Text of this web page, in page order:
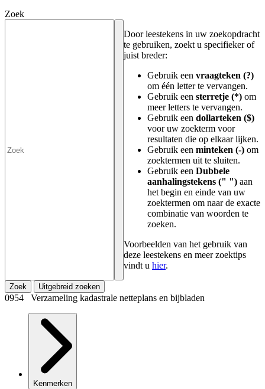
Zoek
Door leestekens in uw zoekopdracht
te gebruiken, zoekt u specifieker of
juist breder:
Gebruik een vraagteken (?)
om één letter te vervangen.
Gebruik een sterretje (*) om
meer letters te vervangen.
Gebruik een dollarteken ($)
voor uw zoekterm voor
resultaten die op elkaar lijken.
Gebruik een minteken (-) om
zoektermen uit te sluiten.
Gebruik een Dubbele
aanhalingstekens (" ") aan
het begin en einde van uw
zoektermen om naar de exacte
combinatie van woorden te
zoeken.
Voorbeelden van het gebruik van
deze leestekens en meer zoektips
vindt u hier.
Zoek Uitgebreid zoeken
0954 Verzameling kadastrale netteplans en bijbladen
Kenmerken